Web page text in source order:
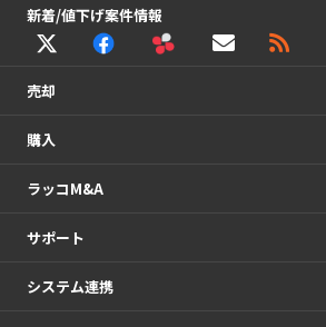
新着/値下げ案件情報
売却
購入
ラッコM&A
サポート
システム連携